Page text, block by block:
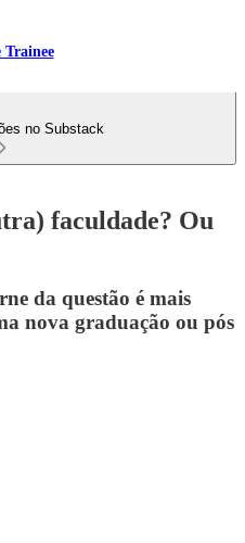
Trainee
no Substack
faculdade? Ou
da questão é mais
nova graduação ou pós